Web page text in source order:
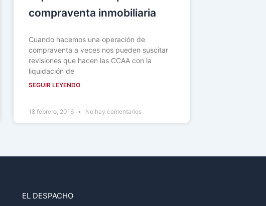
compraventa inmobiliaria
Cuando hacemos una operación de
compraventa a veces nos pueden suscitar
revisiones que hacen las CCAA con la
liquidación de
SEGUIR LEYENDO
18 febrero, 2016 No hay comentarios
EL DESPACHO